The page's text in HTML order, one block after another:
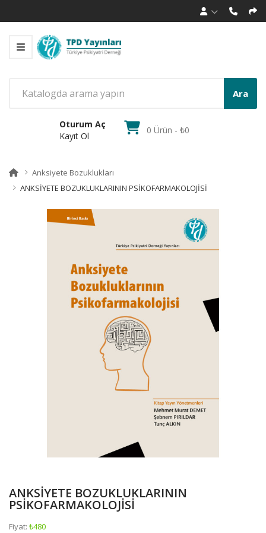
Ara
Oturum Aç
Kayıt Ol
0 Ürün - ₺0
Anksiyete Bozuklukları
ANKSİYETE BOZUKLUKLARININ PSİKOFARMAKOLOJİSİ
ANKSİYETE BOZUKLUKLARININ
PSİKOFARMAKOLOJİSİ
Fiyat: ₺480